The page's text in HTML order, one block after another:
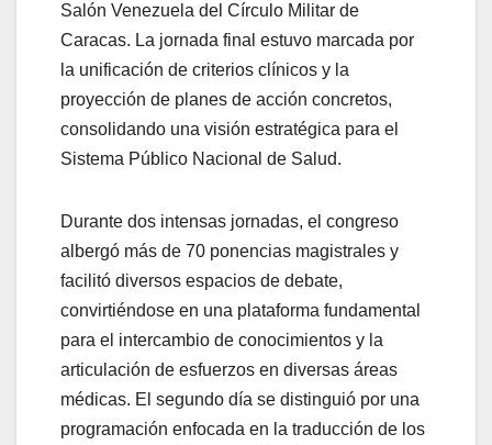
Salón Venezuela del Círculo Militar de
Caracas. La jornada final estuvo marcada por
la unificación de criterios clínicos y la
proyección de planes de acción concretos,
consolidando una visión estratégica para el
Sistema Público Nacional de Salud.
Durante dos intensas jornadas, el congreso
albergó más de 70 ponencias magistrales y
facilitó diversos espacios de debate,
convirtiéndose en una plataforma fundamental
para el intercambio de conocimientos y la
articulación de esfuerzos en diversas áreas
médicas. El segundo día se distinguió por una
programación enfocada en la traducción de los